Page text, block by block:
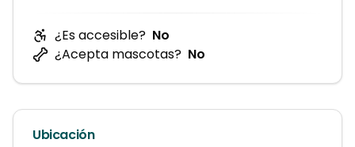
¿Es accesible? No
¿Acepta mascotas? No
Ubicación